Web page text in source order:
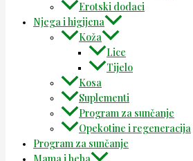
Erotski dodaci
Njega i higijena
Koža
Lice
Tijelo
Kosa
Suplementi
Program za sunčanje
Opekotine i regeneracija
Program za sunčanje